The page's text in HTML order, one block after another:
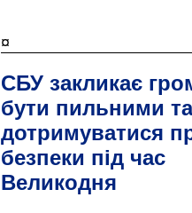
¤
СБУ закликає
бути пильними та
дотримуватися
безпеки під час
Великодня